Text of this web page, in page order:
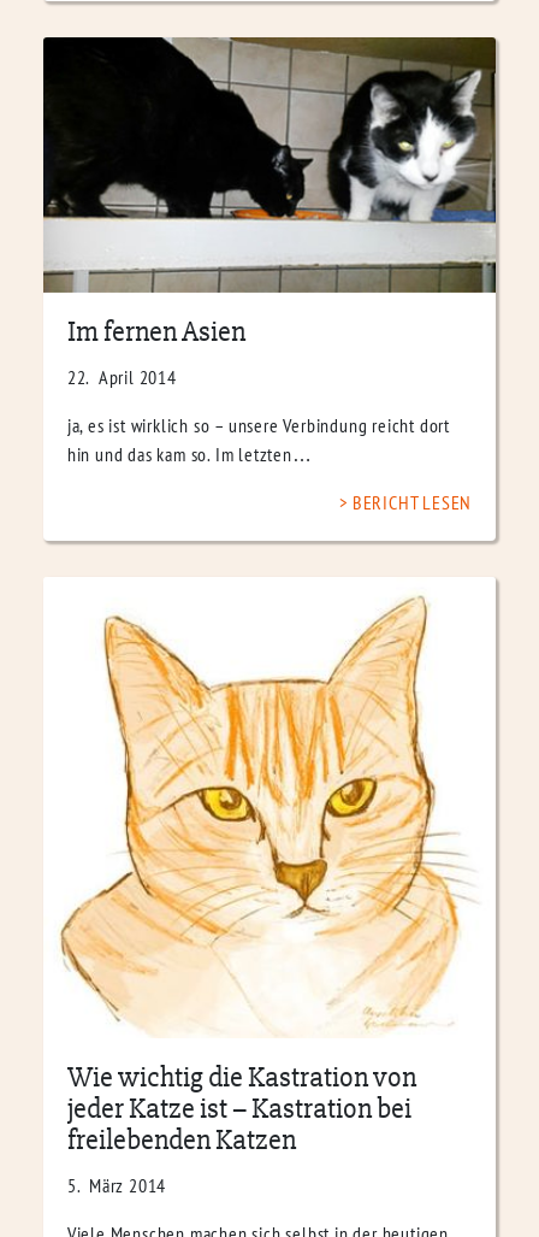
Im fernen Asien
22. April 2014
ja, es ist wirklich so – unsere Verbindung reicht dort
hin und das kam so. Im letzten…
BERICHT LESEN
Wie wichtig die Kastration von
jeder Katze ist – Kastration bei
freilebenden Katzen
5. März 2014